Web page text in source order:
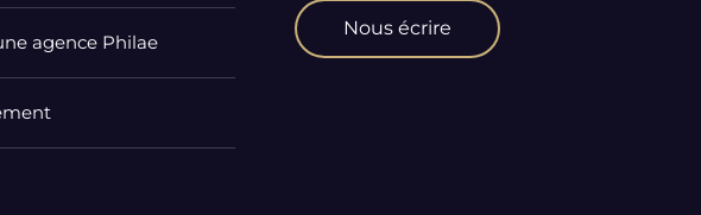
agence Philae
Nous écrire